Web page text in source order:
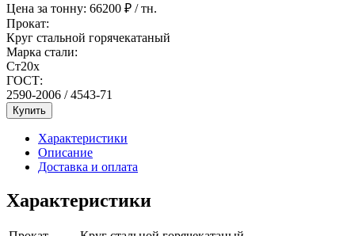
Цена за тонну: 66200 ₽ / тн.
Прокат:
Круг стальной горячекатаный
Марка стали:
Ст20х
ГОСТ:
2590-2006 / 4543-71
Купить
Характеристики
Описание
Доставка и оплата
Характеристики